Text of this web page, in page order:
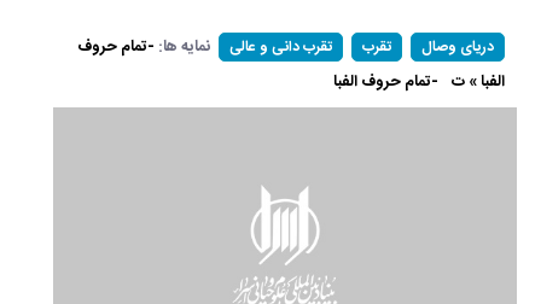
دریای وصال تقرب تقرب دانی و عالی نمایه ها: -تمام حروف
الفبا » ت -تمام حروف الفبا